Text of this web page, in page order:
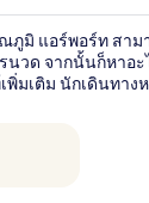
ภูมิ แอร์พอร์ท ส
นวด จากนั้นก็หา
มเติม นักเดินทาง